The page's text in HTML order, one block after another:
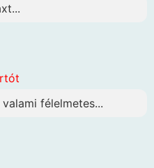
félelmetes...